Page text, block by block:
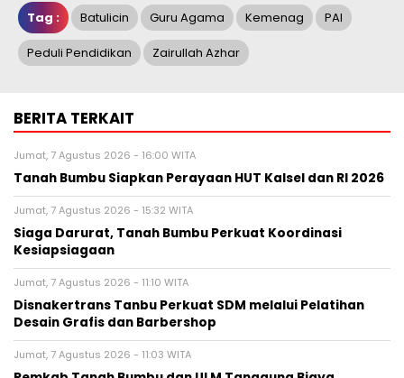
Tag : Batulicin Guru Agama Kemenag PAI
Peduli Pendidikan Zairullah Azhar
BERITA TERKAIT
Jumat, 7 Agustus 2026 - 16:00 WITA
Tanah Bumbu Siapkan Perayaan HUT Kalsel dan RI 2026
Jumat, 7 Agustus 2026 - 15:32 WITA
Siaga Darurat, Tanah Bumbu Perkuat Koordinasi
Kesiapsiagaan
Jumat, 7 Agustus 2026 - 11:10 WITA
Disnakertrans Tanbu Perkuat SDM melalui Pelatihan
Desain Grafis dan Barbershop
Jumat, 7 Agustus 2026 - 11:03 WITA